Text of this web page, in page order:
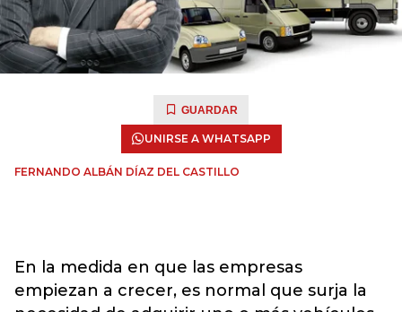
GUARDAR
UNIRSE A WHATSAPP
FERNANDO ALBÁN DÍAZ DEL CASTILLO
En la medida en que las empresas
empiezan a crecer, es normal que surja la